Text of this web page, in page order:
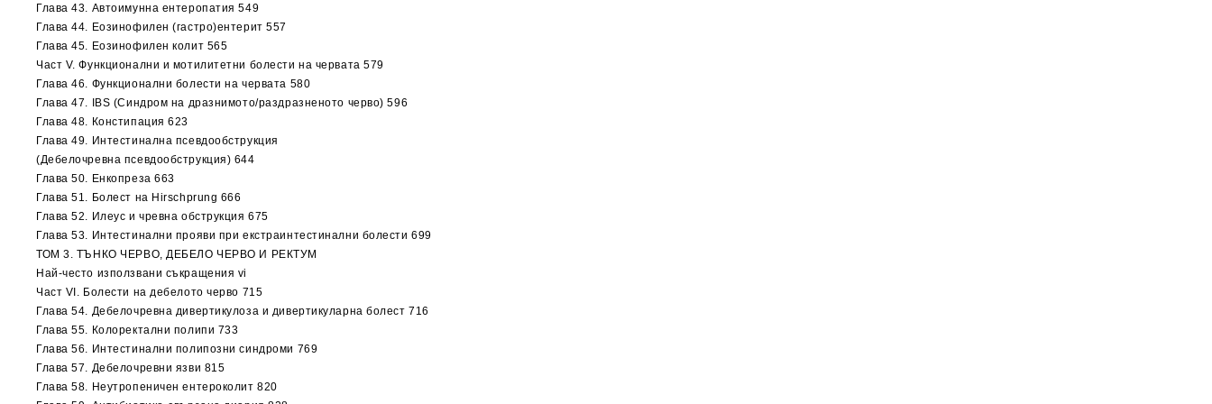
Глава 43. Автоимунна ентеропатия 549
Глава 44. Еозинофилен (гастро)ентерит 557
Глава 45. Еозинофилен колит 565
Част V. Функционални и мотилитетни болести на червата 579
Глава 46. Функционални болести на червата 580
Глава 47. IBS (Cиндром на дразнимото/раздразненото червo) 596
Глава 48. Констипация 623
Глава 49. Интестинална псевдообструкция
(Дебелочревна псевдообструкция) 644
Глава 50. Енкопреза 663
Глава 51. Болест на Hirschprung 666
Глава 52. Илеус и чревна обструкция 675
Глава 53. Интестинални прояви при екстраинтестинални болести 699
ТОМ 3. ТЪНКО ЧЕРВО, ДЕБЕЛО ЧЕРВО И РЕКТУМ
Най-често използвани съкращения vi
Част VI. Болести на дебелото черво 715
Глава 54. Дебелочревна дивертикулоза и дивертикуларна болест 716
Глава 55. Колоректални полипи 733
Глава 56. Интестинални полипозни синдроми 769
Глава 57. Дебелочревни язви 815
Глава 58. Неутропеничен ентероколит 820